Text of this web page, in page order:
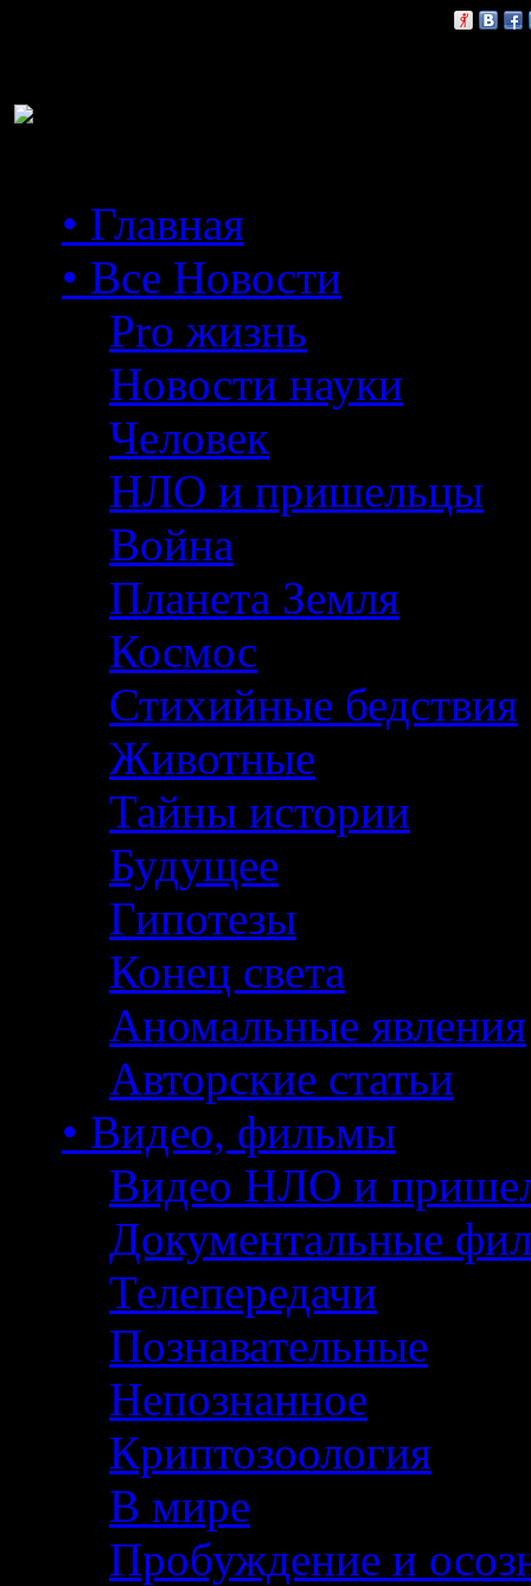
• Главная
• Все Новости
Pro жизнь
Новости науки
Человек
НЛО и пришельцы
Война
Планета Земля
Космос
Стихийные бедствия
Животные
Тайны истории
Будущее
Гипотезы
Конец света
Аномальные явления
Авторские статьи
• Видео, фильмы
Видео НЛО и
Документальные
Телепередачи
Познавательные
Непознанное
Криптозоология
В мире
Пробуждение и